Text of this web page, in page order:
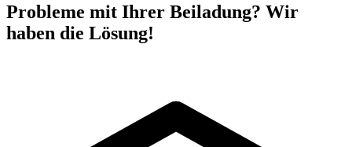
Probleme mit Ihrer Beiladung? Wir
haben die Lösung!